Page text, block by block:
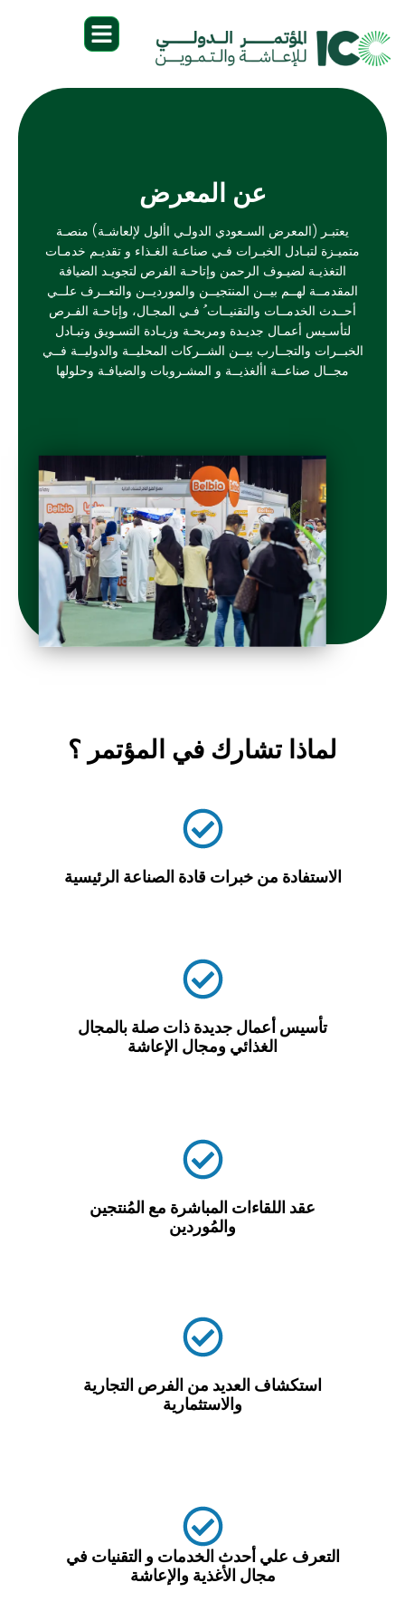
عن المعرض
يعتبـر (المعرض السـعودي الدولـي األول لإلعاشـة) منصـة
لتبـادل الخبـرات فـي صناعـة الغـذاء و تقديـم خدمـات
التغذيـة لضيـوف الرحمن وإتاحـة الفرص لتجويـد الضيافة
المقدمــة لهــم بيــن المنتجيــن والمورديــن والتعــرف علــي
أحــدث الخدمــات والتقنيــات ُ فـي المجـال، وإتاحـة الفـرص
لتأسـيس أعمـال جديـدة ومربحـة وزيـادة التسـويق وتبـادل
والتجــارب بيــن الشــركات المحليــة والدوليــة فــي
مجــال صناعــة األغذيــة و المشـروبات والضيافـة وحلولها
لماذا تشارك في المؤتمر ؟
الاستفادة من خبرات قادة الصناعة الرئيسية
تأسيس أعمال جديدة ذات صلة بالمجال
الغذائي ومجال الإعاشة
عقد اللقاءات المباشرة مع المُنتجين
والمُوردين
استكشاف العديد من الفرص التجارية
والاستثمارية
التعرف علي أحدث الخدمات و التقنيات في
مجال الأغذية والإعاشة